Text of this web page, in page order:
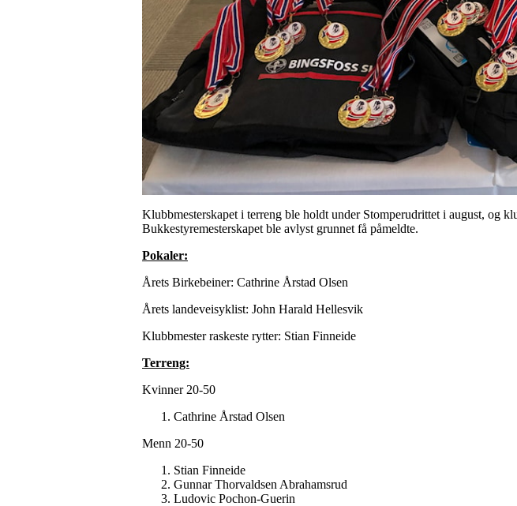
Klubbmesterskapet i terreng ble holdt under Stomperudrittet i august, og
Bukkestyremesterskapet ble avlyst grunnet få påmeldte.
Pokaler:
Årets Birkebeiner: Cathrine Årstad Olsen
Årets landeveisyklist: John Harald Hellesvik
Klubbmester raskeste rytter: Stian Finneide
Terreng:
Kvinner 20-50
Cathrine Årstad Olsen
Menn 20-50
Stian Finneide
Gunnar Thorvaldsen Abrahamsrud
Ludovic Pochon-Guerin